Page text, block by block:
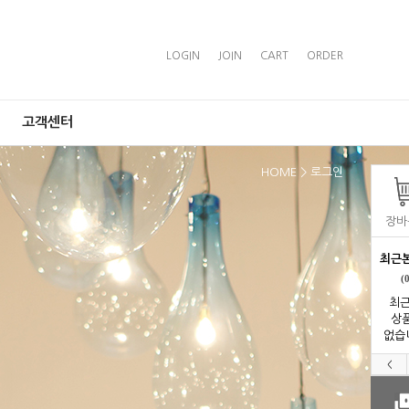
장
최근
최
상
없습
<
LOGIN JOIN CART ORDER
고객센터
HOME > 로그인